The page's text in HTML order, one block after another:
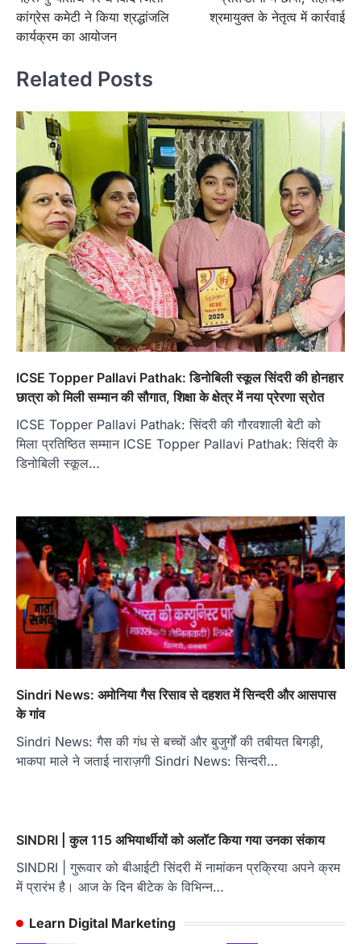
कांग्रेस कमेटी ने किया श्रद्धांजलि
कार्यक्रम का आयोजन
श्रमायुक्त के नेतृत्व में कार्रवाई
Related Posts
ICSE Topper Pallavi Pathak: डिनोबिली स्कूल सिंदरी की होनहार
छात्रा को मिली सम्मान की सौगात, शिक्षा के क्षेत्र में नया प्रेरणा स्रोत
ICSE Topper Pallavi Pathak: सिंदरी की गौरवशाली बेटी को
मिला प्रतिष्ठित सम्मान ICSE Topper Pallavi Pathak: सिंदरी के
डिनोबिली स्कूल…
Sindri News: अमोनिया गैस रिसाव से दहशत में सिन्दरी और आसपास
के गांव
Sindri News: गैस की गंध से बच्चों और बुजुर्गों की तबीयत बिगड़ी,
भाकपा माले ने जताई नाराज़गी Sindri News: सिन्दरी…
SINDRI | कुल 115 अभियार्थीयों को अलॉट किया गया उनका संकाय
SINDRI | गुरूवार को बीआईटी सिंदरी में नामांकन प्रक्रिया अपने क्रम
में प्रारंभ है। आज के दिन बीटेक के विभिन्न…
Learn Digital Marketing